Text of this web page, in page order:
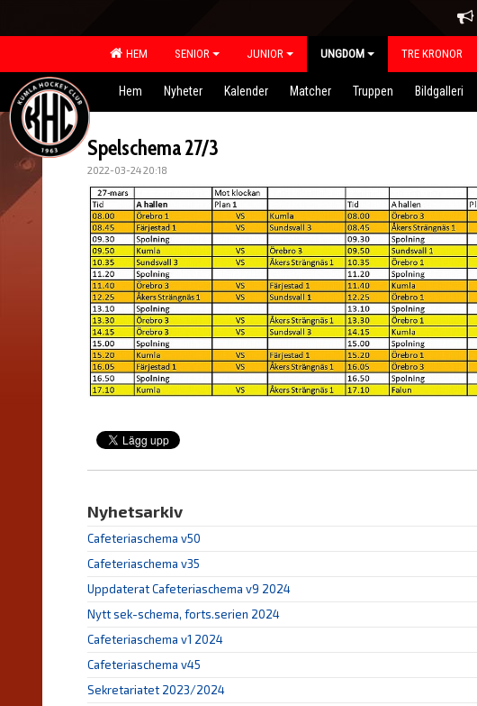
HEM SENIOR JUNIOR UNGDOM TRE KRONOR
Hem Nyheter Kalender Matcher Truppen Bildgalleri
Spelschema 27/3
2022-03-24 20:18
Nyhetsarkiv
Cafeteriaschema v50
Cafeteriaschema v35
Uppdaterat Cafeteriaschema v9 2024
Nytt sek-schema, forts.serien 2024
Cafeteriaschema v1 2024
Cafeteriaschema v45
Sekretariatet 2023/2024